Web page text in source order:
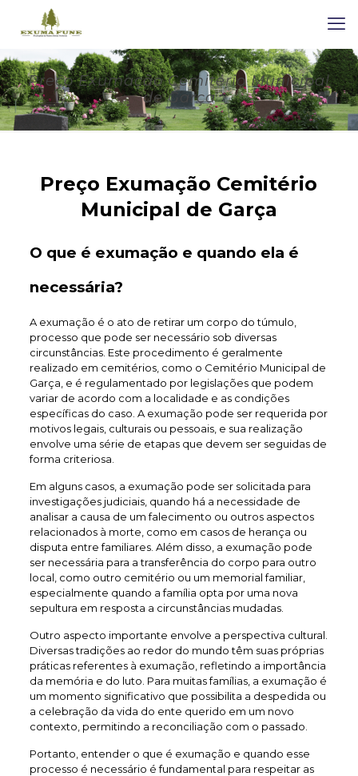
Preço Exumação Cemitério Municipal
de Garça
Preço Exumação Cemitério
Municipal de Garça
O que é exumação e quando ela é
necessária?
A exumação é o ato de retirar um corpo do túmulo,
processo que pode ser necessário sob diversas
circunstâncias. Este procedimento é geralmente
realizado em cemitérios, como o Cemitério Municipal de
Garça, e é regulamentado por legislações que podem
variar de acordo com a localidade e as condições
específicas do caso. A exumação pode ser requerida por
motivos legais, culturais ou pessoais, e sua realização
envolve uma série de etapas que devem ser seguidas de
forma criteriosa.
Em alguns casos, a exumação pode ser solicitada para
investigações judiciais, quando há a necessidade de
analisar a causa de um falecimento ou outros aspectos
relacionados à morte, como em casos de herança ou
disputa entre familiares. Além disso, a exumação pode
ser necessária para a transferência do corpo para outro
local, como outro cemitério ou um memorial familiar,
especialmente quando a família opta por uma nova
sepultura em resposta a circunstâncias mudadas.
Outro aspecto importante envolve a perspectiva cultural.
Diversas tradições ao redor do mundo têm suas próprias
práticas referentes à exumação, refletindo a importância
da memória e do luto. Para muitas famílias, a exumação é
um momento significativo que possibilita a despedida ou
a celebração da vida do ente querido em um novo
contexto, permitindo a reconciliação com o passado.
Portanto, entender o que é exumação e quando esse
processo é necessário é fundamental para respeitar as